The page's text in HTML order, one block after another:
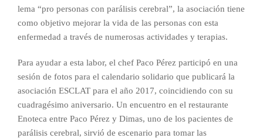
lema “pro personas con parálisis cerebral”, la asociación tiene
como objetivo mejorar la vida de las personas con esta
enfermedad a través de numerosas actividades y terapias.
Para ayudar a esta labor, el chef Paco Pérez participó en una
sesión de fotos para el calendario solidario que publicará la
asociación ESCLAT para el año 2017, coincidiendo con su
cuadragésimo aniversario. Un encuentro en el restaurante
Enoteca entre Paco Pérez y Dimas, uno de los pacientes de
parálisis cerebral, sirvió de escenario para tomar las